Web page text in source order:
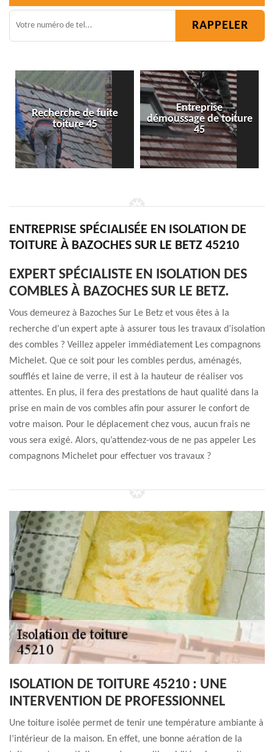
Entreprise
démoussage de toiture
45
Isolation toiture 45
ENTREPRISE SPÉCIALISÉE EN ISOLATION DE
TOITURE À BAZOCHES SUR LE BETZ 45210
EXPERT SPÉCIALISTE EN ISOLATION DES
COMBLES À BAZOCHES SUR LE BETZ.
Vous demeurez à Bazoches Sur Le Betz et vous êtes à la
recherche d’un expert apte à assurer tous les travaux d’isolation
des combles ? Veillez appeler immédiatement Les compagnons
Michelet. Que ce soit pour les combles perdus, aménagés,
soufflés et laine de verre, il est à la hauteur de réaliser vos
attentes. En plus, il fera des prestations de haut qualité dans la
prise en main de vos combles afin pour assurer le confort de
votre maison. Pour le déplacement chez vous, aucun frais ne
vous sera exigé. Alors, qu’attendez-vous de ne pas appeler Les
compagnons Michelet pour effectuer vos travaux ?
ISOLATION DE TOITURE 45210 : UNE
INTERVENTION DE PROFESSIONNEL
Une toiture isolée permet de tenir une température ambiante à
l’intérieur de la maison. En effet, une bonne aération de la